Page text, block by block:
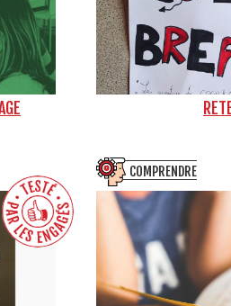
COMPRENDRE